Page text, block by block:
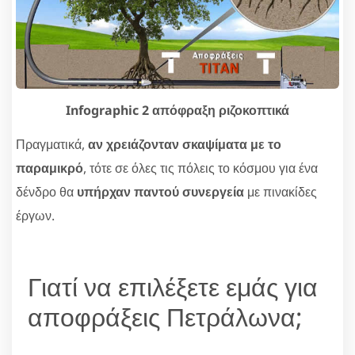
Infographic 2 απόφραξη ριζοκοπτικά
Πραγματικά, αν χρειάζονταν σκαψίματα με το
παραμικρό, τότε σε όλες τις πόλεις το κόσμου για ένα
δένδρο θα υπήρχαν παντού συνεργεία με πινακίδες
έργων.
Γιατί να επιλέξετε εμάς για
αποφράξεις Πετράλωνα;